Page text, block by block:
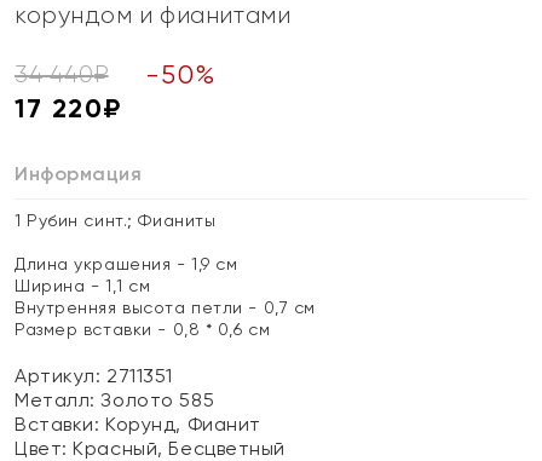
корундом и фианитами
34 440₽ -50%
17 220₽
Информация
1 Рубин синт.; Фианиты
Длина украшения - 1,9 см
Ширина - 1,1 см
Внутренняя высота петли - 0,7 см
Размер вставки - 0,8 * 0,6 см
Артикул: 2711351
Металл:Золото 585
Вставки:Корунд, Фианит
Цвет:Красный, Бесцветный